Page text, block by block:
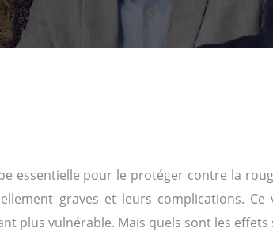
essentielle pour le protéger contre la
graves et leurs complications.
plus vulnérable. Mais quels sont les